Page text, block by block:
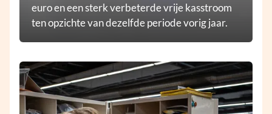
euro en een sterk verbeterde vrije kasstroom
ten opzichte van dezelfde periode vorig jaar.